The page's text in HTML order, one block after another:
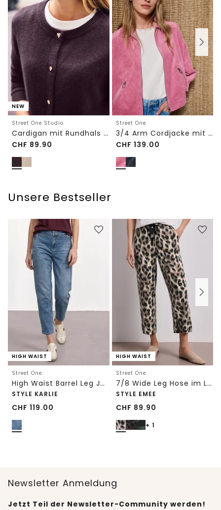
NEW
Street One Studio
Cardigan mit Rundhals und Knöpfen
CHF 89.90
Street One
3/4 Arm Cordjacke mit Hemdkragen
CHF 139.00
Unsere Bestseller
HIGH WAIST
Street One
High Waist Barrel Leg Jeans im Loose Fit
STYLE KARLIE
CHF 119.00
HIGH WAIST
Street One
7/8 Wide Leg Hose im Loose Fit mit Print
STYLE EMEE
CHF 89.90
+ 1
Newsletter Anmeldung
Jetzt Teil der Newsletter-Community werden!